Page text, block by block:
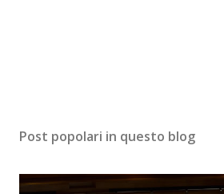
Post popolari in questo blog